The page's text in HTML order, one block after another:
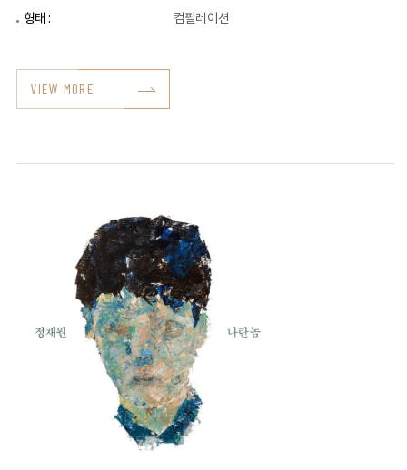
형태 :
컴필레이션
VIEW MORE